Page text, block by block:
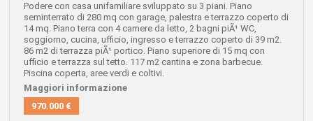
Podere con casa unifamiliare sviluppato su 3 piani. Piano
seminterrato di 280 mq con garage, palestra e terrazzo coperto di
14 mq. Piano terra con 4 camere da letto, 2 bagni piÃ¹ WC,
soggiorno, cucina, ufficio, ingresso e terrazzo coperto di 39 m2.
86 m2 di terrazza piÃ¹ portico. Piano superiore di 15 mq con
ufficio e terrazza sul tetto. 117 m2 cantina e zona barbecue.
Piscina coperta, aree verdi e coltivi.
Maggiori informazione
970.000 €